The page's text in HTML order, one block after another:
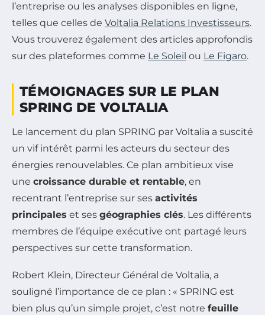
l’entreprise ou les analyses disponibles en ligne,
telles que celles de Voltalia Relations Investisseurs.
Vous trouverez également des articles approfondis
sur des plateformes comme Le Soleil ou Le Figaro.
TÉMOIGNAGES SUR LE PLAN
SPRING DE VOLTALIA
Le lancement du plan SPRING par Voltalia a suscité
un vif intérêt parmi les acteurs du secteur des
énergies renouvelables. Ce plan ambitieux vise
une croissance durable et rentable, en
recentrant l’entreprise sur ses activités
principales et ses géographies clés. Les différents
membres de l’équipe exécutive ont partagé leurs
perspectives sur cette transformation.
Robert Klein, Directeur Général de Voltalia, a
souligné l’importance de ce plan : « SPRING est
bien plus qu’un simple projet, c’est notre feuille